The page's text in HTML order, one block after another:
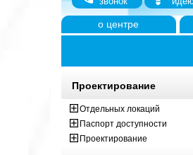
о центре
Проектирование
Отдельных локаций
Паспорт доступности
Проектирование